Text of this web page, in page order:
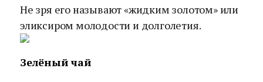
Не зря его называют «жидким золотом» или
эликсиром молодости и долголетия.
Зелёный чай